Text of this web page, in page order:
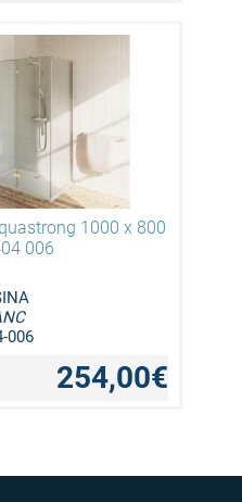
1000 x 800
006
006
254,00€